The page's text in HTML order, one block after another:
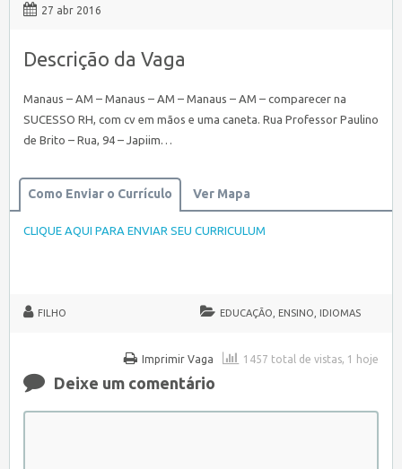
27 abr 2016
Descrição da Vaga
Manaus – AM – Manaus – AM – Manaus – AM – comparecer na
SUCESSO RH, com cv em mãos e uma caneta. Rua Professor Paulino
de Brito – Rua, 94 – Japiim…
Como Enviar o Currículo Ver Mapa
CLIQUE AQUI PARA ENVIAR SEU CURRICULUM
FILHO EDUCAÇÃO, ENSINO, IDIOMAS
1457 total de vistas, 1 hoje
Imprimir Vaga
Deixe um comentário